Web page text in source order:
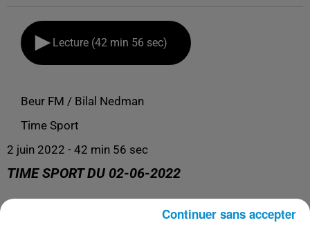
Lecture (42 min 56 sec)
Beur FM / Bilal Nedman
Time Sport
2 juin 2022 - 42 min 56 sec
TIME SPORT DU 02-06-2022
Le meilleur de l'actualité sportive !Continuer sans accepter